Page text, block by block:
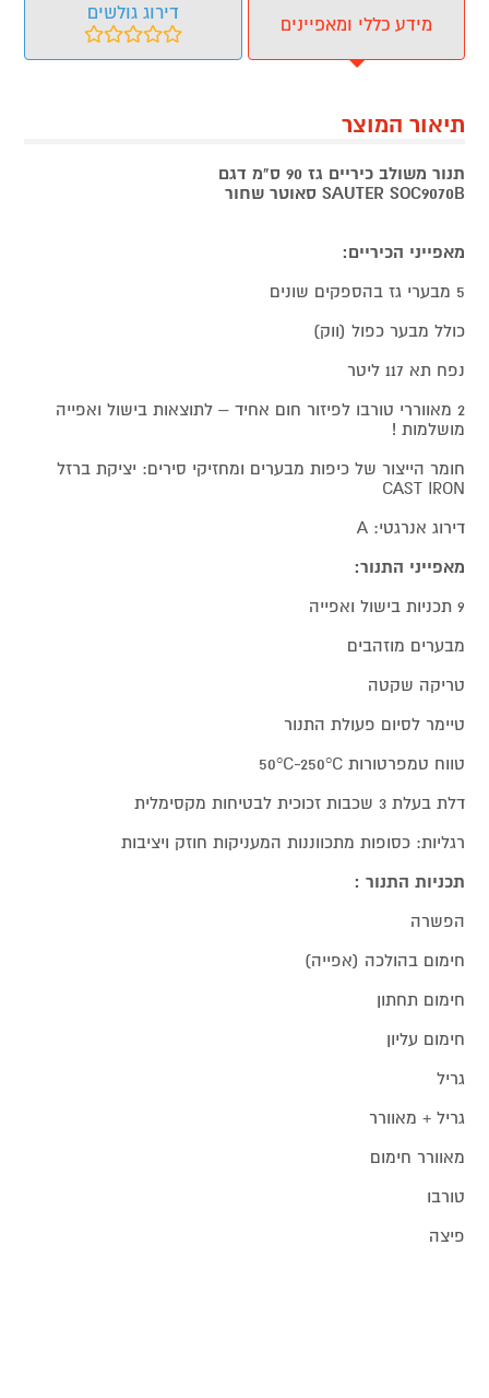
מידע כללי ומאפיינים
דירוג גולשים
תיאור המוצר
תנור משולב כיריים גז 90 ס"מ דגם
SAUTERSOC9070B סאוטר שחור
מאפייני הכיריים:
5 מבערי גז בהספקים שונים
כולל מבער כפול (ווק)
נפח תא 117 ליטר
2 מאווררי טורבו לפיזור חום אחיד – לתוצאות בישול ואפייה
מושלמות !
חומר הייצור של כיפות מבערים ומחזיקי סירים: יציקת ברזל
CAST IRON
דירוג אנרגטי: A
מאפייני התנור:
9 תכניות בישול ואפייה
מבערים מוזהבים
טריקה שקטה
טיימר לסיום פעולת התנור
טווח טמפרטורות 50°C-250°C
דלת בעלת 3 שכבות זכוכית לבטיחות מקסימלית
רגליות: כסופות מתכווננות המעניקות חוזק ויציבות
תכניות התנור :
הפשרה
חימום בהולכה (אפייה)
חימום תחתון
חימום עליון
גריל
גריל + מאוורר
מאוורר חימום
טורבו
פיצה